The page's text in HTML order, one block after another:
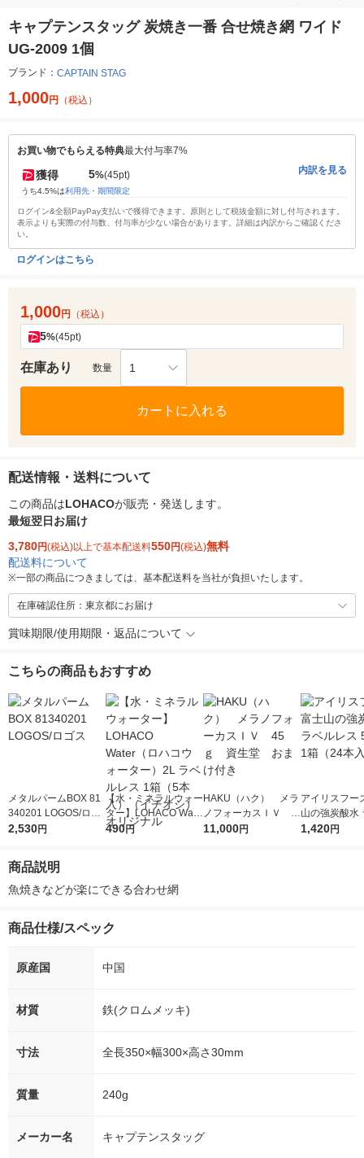
キャプテンスタッグ 炭焼き一番 合せ焼き網 ワイド
UG-2009 1個
ブランド： CAPTAIN STAG
1,000円 （税込）
お買い物でもらえる特典最大付与率7%
獲得 5%(45pt)
うち4.5%は利用先・期間限定
内訳を見る
ログイン&全額PayPay支払いで獲得できます。原則として税抜金額に対し付与されます。
表示よりも実際の付与数、付与率が少ない場合があります。詳細は内訳からご確認くださ
い。
ログインはこちら
1,000円 （税込）
5%(45pt)
在庫あり 数量 1
カートに入れる
配送情報・送料について
この商品はLOHACOが販売・発送します。
最短翌日お届け
3,780円(税込)以上で基本配送料550円(税込)無料
配送料について
※一部の商品につきましては、基本配送料を当社が負担いたします。
在庫確認住所：東京都にお届け
賞味期限/使用期限・返品について
こちらの商品もおすすめ
メタルパームBOX 81
340201 LOGOS/ロゴ
ス
2,530円
【水・ミネラルウォー
ター】LOHACO Wate
r（ロハコウォータ
490円
HAKU（ハク） メラ
ノフォーカスＩＶ 4
5ｇ 資生堂 おまけ
11,000円
アイリスフー
山の強炭酸水
レス 500ml 1
1,420円
商品説明
魚焼きなどが楽にできる合わせ網
商品仕様/スペック
原産国 中国
材質 鉄(クロムメッキ)
寸法 全長350×幅300×高さ30mm
質量 240g
メーカー名 キャプテンスタッグ